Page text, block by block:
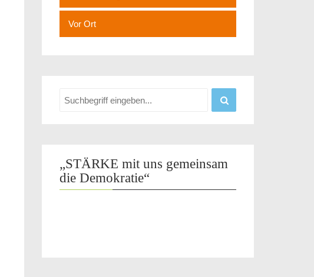
Vor Ort
„STÄRKE mit uns gemeinsam
die Demokratie“